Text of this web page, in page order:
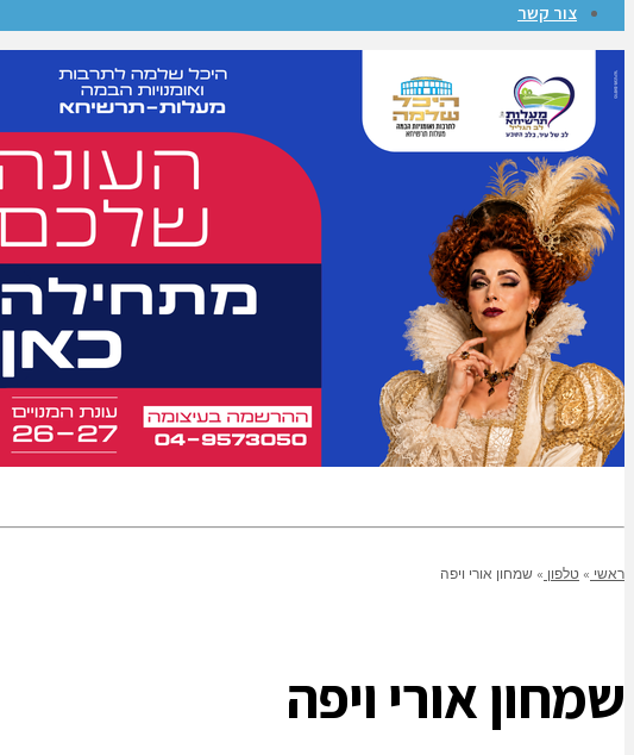
צור קשר
ראשי » טלפון » שמחון אורי ויפה
שמחון אורי ויפה